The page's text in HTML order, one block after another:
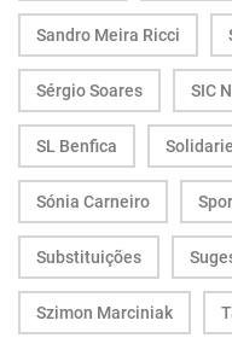
Sandro Meira Ricci
Sérgio Soares SIC
SL Benfica
Sónia Carneiro
Substituições
Szimon Marciniak